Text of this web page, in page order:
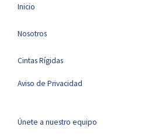
Inicio
Nosotros
Cintas Rígidas
Aviso de Privacidad
Únete a nuestro equipo